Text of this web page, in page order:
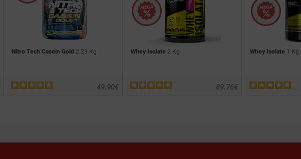
Nitro Tech Casein Gold 2.23 Kg
€
49.90
Whey Isolate 2 Kg
€
89.76
Whey Isolate 1 Kg